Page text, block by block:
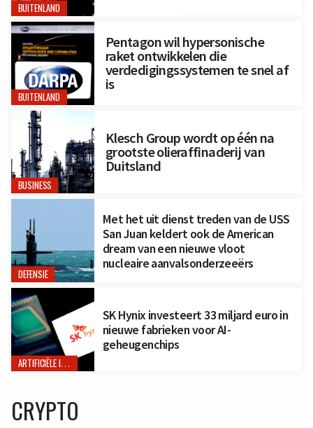
BUITENLAND
BUITENLAND
Pentagon wil hypersonische
raket ontwikkelen die
verdedigingssystemen te snel af
is
BUSINESS
Klesch Group wordt op één na
grootste olieraffinaderij van
Duitsland
DEFENSIE
Met het uit dienst treden van de USS
San Juan keldert ook de American
dream van een nieuwe vloot
nucleaire aanvalsonderzeeërs
ARTIFICIËLE INTELLIGENTIE
SK Hynix investeert 33 miljard euro in
nieuwe fabrieken voor AI-
geheugenchips
CRYPTO